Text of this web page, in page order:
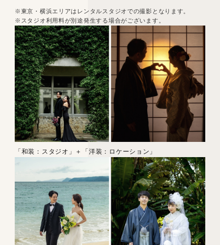
※東京・横浜エリアはレンタルスタジオでの撮影となります。
※スタジオ利用料が別途発生する場合がございます。
「和装：スタジオ」＋「洋装：ロケーション」